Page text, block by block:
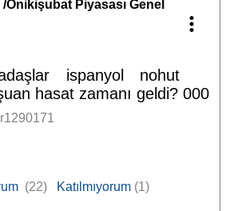
/Onikişubat Piyasası Genel
ispanyol nohut
hasat zamanı geldi? 000
(22) Katılmıyorum(1)